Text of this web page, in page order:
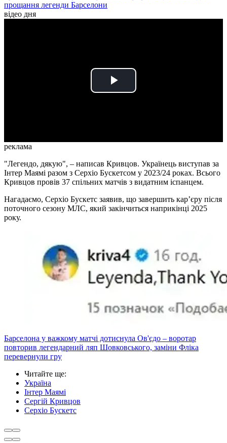
прощання легенди Барселони
відео дня
Play
реклама
"Легендо, дякую", – написав Кривцов. Українець виступав за
Інтер Маямі разом з Серхіо Бускетсом у 2023/24 роках. Всього
Кривцов провів 37 спільних матчів з видатним іспанцем.
Нагадаємо, Серхіо Бускетс заявив, що завершить кар’єру після
поточного сезону МЛС, який закінчиться наприкінці 2025
року.
Барселона у важкому матчі дотиснула Ов'єдо – воротар
повторив легендарний ляп Шовковського, заміни Фліка
перевернули гру
Читайте ще:
Україна
Інтер Маямі
Сергій Кривцов
Серхіо Бускетс